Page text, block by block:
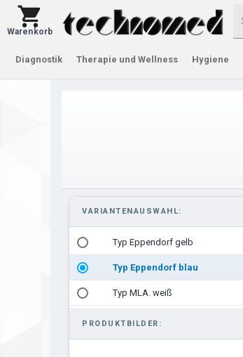
Warenkorb
Diagnostik Therapie und Wellness Hygiene
VARIANTENAUSWAHL:
Typ Eppendorf gelb
Typ Eppendorf blau
Typ MLA. weiß
PRODUKTBILDER: